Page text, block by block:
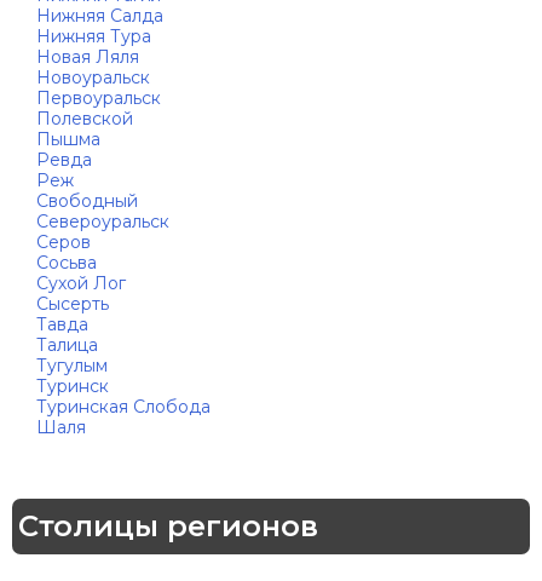
Нижняя Салда
Нижняя Тура
Новая Ляля
Новоуральск
Первоуральск
Полевской
Пышма
Ревда
Реж
Свободный
Североуральск
Серов
Сосьва
Сухой Лог
Сысерть
Тавда
Талица
Тугулым
Туринск
Туринская Слобода
Шаля
Столицы регионов